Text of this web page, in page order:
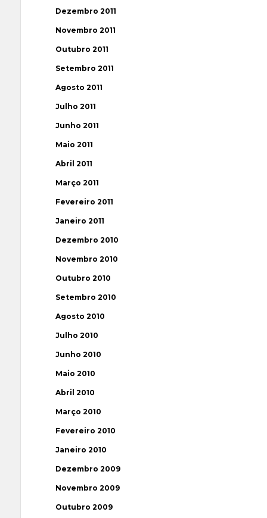
Dezembro 2011
Novembro 2011
Outubro 2011
Setembro 2011
Agosto 2011
Julho 2011
Junho 2011
Maio 2011
Abril 2011
Março 2011
Fevereiro 2011
Janeiro 2011
Dezembro 2010
Novembro 2010
Outubro 2010
Setembro 2010
Agosto 2010
Julho 2010
Junho 2010
Maio 2010
Abril 2010
Março 2010
Fevereiro 2010
Janeiro 2010
Dezembro 2009
Novembro 2009
Outubro 2009